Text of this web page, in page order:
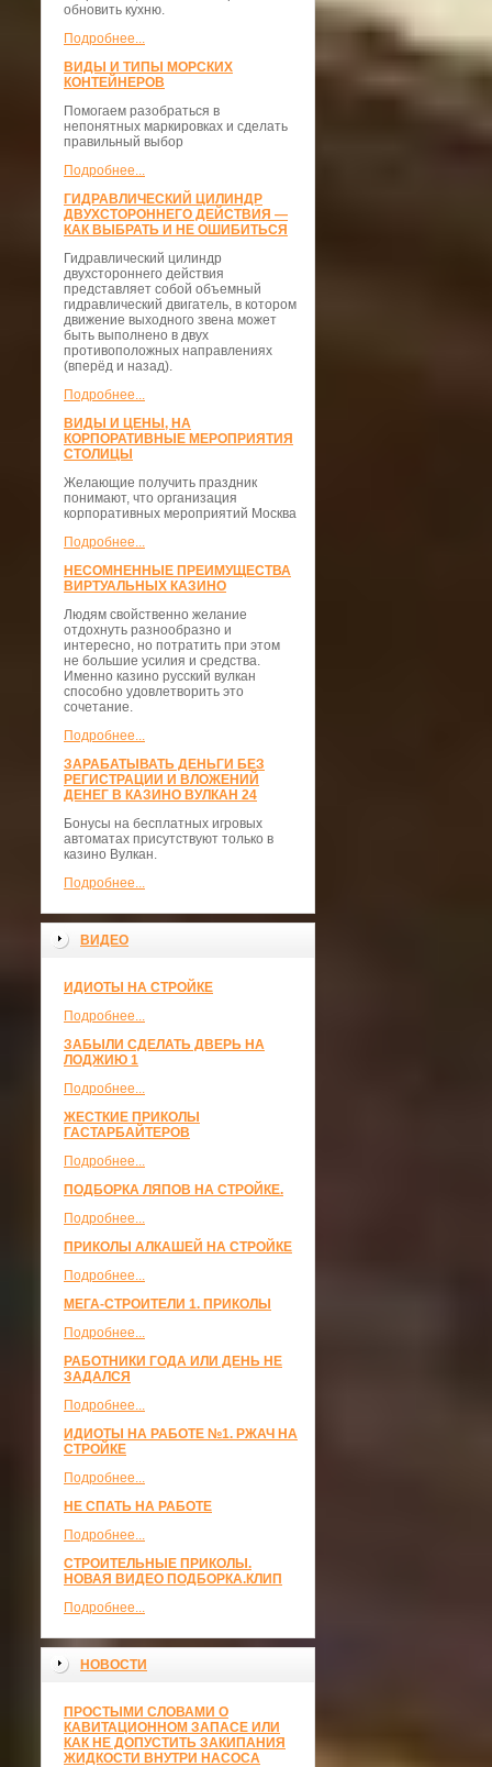
обновить кухню.
Подробнее...
ВИДЫ И ТИПЫ МОРСКИХ
КОНТЕЙНЕРОВ
Помогаем разобраться в
непонятных маркировках и сделать
правильный выбор
Подробнее...
ГИДРАВЛИЧЕСКИЙ ЦИЛИНДР
ДВУХСТОРОННЕГО ДЕЙСТВИЯ —
КАК ВЫБРАТЬ И НЕ ОШИБИТЬСЯ
Гидравлический цилиндр
двухстороннего действия
представляет собой объемный
гидравлический двигатель, в котором
движение выходного звена может
быть выполнено в двух
противоположных направлениях
(вперёд и назад).
Подробнее...
ВИДЫ И ЦЕНЫ, НА
КОРПОРАТИВНЫЕ МЕРОПРИЯТИЯ
СТОЛИЦЫ
Желающие получить праздник
понимают, что организация
корпоративных мероприятий Москва
Подробнее...
НЕСОМНЕННЫЕ ПРЕИМУЩЕСТВА
ВИРТУАЛЬНЫХ КАЗИНО
Людям свойственно желание
отдохнуть разнообразно и
интересно, но потратить при этом
не большие усилия и средства.
Именно казино русский вулкан
способно удовлетворить это
сочетание.
Подробнее...
ЗАРАБАТЫВАТЬ ДЕНЬГИ БЕЗ
РЕГИСТРАЦИИ И ВЛОЖЕНИЙ
ДЕНЕГ В КАЗИНО ВУЛКАН 24
Бонусы на бесплатных игровых
автоматах присутствуют только в
казино Вулкан.
Подробнее...
ВИДЕО
ИДИОТЫ НА СТРОЙКЕ
Подробнее...
ЗАБЫЛИ СДЕЛАТЬ ДВЕРЬ НА
ЛОДЖИЮ 1
Подробнее...
ЖЕСТКИЕ ПРИКОЛЫ
ГАСТАРБАЙТЕРОВ
Подробнее...
ПОДБОРКА ЛЯПОВ НА СТРОЙКЕ.
Подробнее...
ПРИКОЛЫ АЛКАШЕЙ НА СТРОЙКЕ
Подробнее...
МЕГА-СТРОИТЕЛИ 1. ПРИКОЛЫ
Подробнее...
РАБОТНИКИ ГОДА ИЛИ ДЕНЬ НЕ
ЗАДАЛСЯ
Подробнее...
ИДИОТЫ НА РАБОТЕ №1. РЖАЧ НА
СТРОЙКЕ
Подробнее...
НЕ СПАТЬ НА РАБОТЕ
Подробнее...
СТРОИТЕЛЬНЫЕ ПРИКОЛЫ.
НОВАЯ ВИДЕО ПОДБОРКА.КЛИП
Подробнее...
НОВОСТИ
ПРОСТЫМИ СЛОВАМИ О
КАВИТАЦИОННОМ ЗАПАСЕ ИЛИ
КАК НЕ ДОПУСТИТЬ ЗАКИПАНИЯ
ЖИДКОСТИ ВНУТРИ НАСОСА